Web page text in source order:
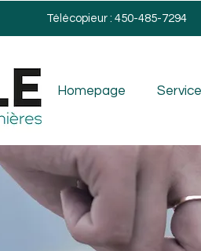
Télécopieur : 450-485-7294
Homepage